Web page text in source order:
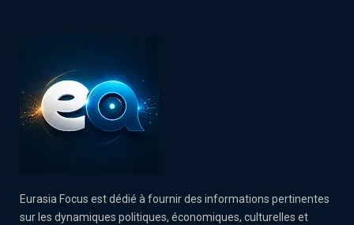
Eurasia Focus est dédié à fournir des informations pertinentes
sur les dynamiques politiques, économiques, culturelles et